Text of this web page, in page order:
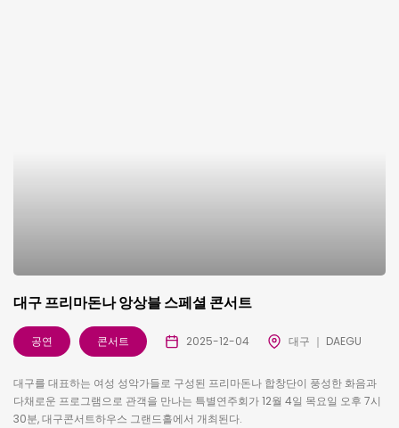
대구 프리마돈나 앙상블 스페셜 콘서트
공연 콘서트 2025-12-04 대구 ｜ DAEGU
대구를 대표하는 여성 성악가들로 구성된 프리마돈나 합창단이 풍성한 화음과
다채로운 프로그램으로 관객을 만나는 특별연주회가 12월 4일 목요일 오후 7시
30분, 대구콘서트하우스 그랜드홀에서 개최된다.